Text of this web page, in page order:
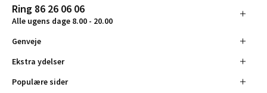
Ring 86 26 06 06
Alle ugens dage 8.00 - 20.00
Genveje
Ekstra ydelser
Populære sider